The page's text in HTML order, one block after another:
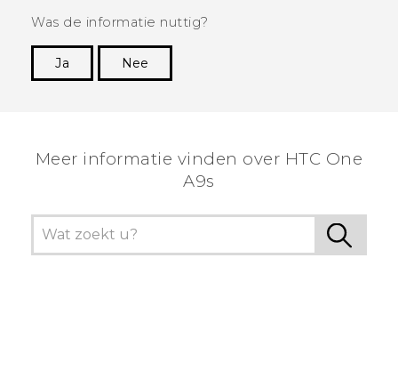
Was de informatie nuttig?
Ja
Nee
Meer informatie vinden over HTC One
A9s